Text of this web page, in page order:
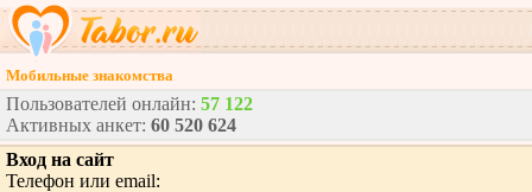
Мобильные знакомства
Пользователей онлайн: 57 122
Активных анкет: 60 520 624
Вход на сайт
Телефон или email: